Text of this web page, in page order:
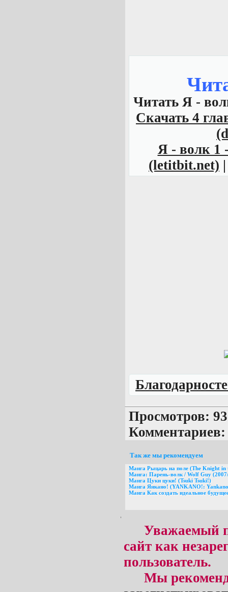
Читать Я -
Скачать 4
Я - волк 1
(letitbit.net)
Просмотров:
Комментариев:
Так же мы рекомендуем
Манга Рыцарь на поле (The Knight in
Манга: Парень-волк / Wolf Guy
Манга Цуки цуки! (Tsuki Tsuki!)
Манга Янкано! (YANKANO!:
Манга Как создать идеальное
Уважаемый
сайт как
пользователь.
Мы